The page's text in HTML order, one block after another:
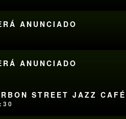
ANUNCIADO
ANUNCIADO
STREET JAZZ